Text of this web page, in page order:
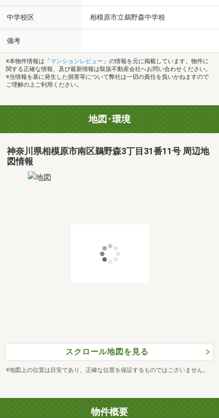
中学校区 相模原市立鵜野森中学校
備考
※本物件情報は「 マンションレビュー 」の情報を元に掲載しています。物件に
関する正確な情報、及び最新情報は取扱不動産会社へお問い合わせください。
※当情報を基に発生した損害等について弊社は一切の責任を負いかねますので
ご理解の上ご利用ください。
地図･環境
神奈川県相模原市南区鵜野森3丁目31番11号 周辺地
図情報
スクロール地図を見る
※地図上の位置は目安であり、正確な位置を保証するものではございません。
物件概要